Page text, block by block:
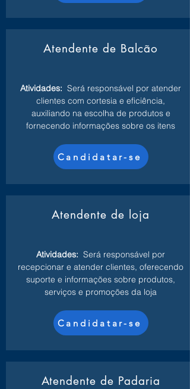
Atendente de Balcão
Atividades: Será responsável por atender
clientes com cortesia e eficiência,
auxiliando na escolha de produtos e
fornecendo informações sobre os itens
Candidatar-se
Atendente de loja
Atividades: Será responsável por
recepcionar e atender clientes, oferecendo
suporte e informações sobre produtos,
serviços e promoções da loja
Candidatar-se
Atendente de Padaria